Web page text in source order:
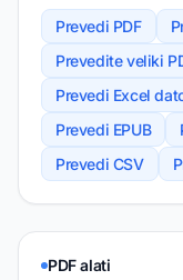
Prevedi PDF
Prevedite veliki
Prevedi Excel
Prevedi EPUB
Prevedi CSV
PDF alati